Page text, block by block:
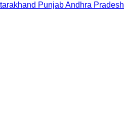
PunjabAndhra Pradesh